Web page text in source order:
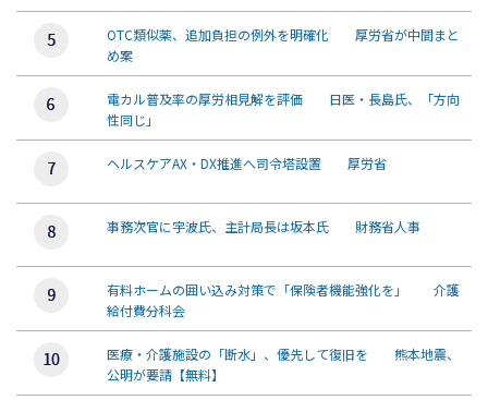
OTC類似薬、追加負担の例外を明確化 厚労省が中間まと
め案
電カル普及率の厚労相見解を評価 日医・長島氏、「方向
性同じ」
ヘルスケアAX・DX推進へ司令塔設置 厚労省
事務次官に宇波氏、主計局長は坂本氏 財務省人事
有料ホームの囲い込み対策で「保険者機能強化を」 介護
給付費分科会
医療・介護施設の「断水」、優先して復旧を 熊本地震、
公明が要請【無料】